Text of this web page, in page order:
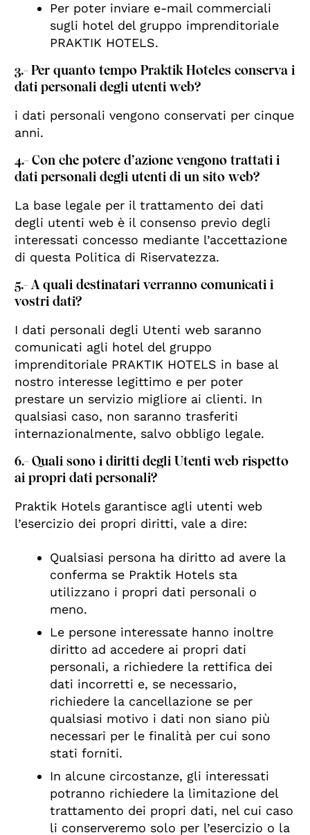
Per poter inviare e-mail commerciali
sugli hotel del gruppo imprenditoriale
PRAKTIK HOTELS.
3.- Per quanto tempo Praktik Hoteles conserva i
dati personali degli utenti web?
i dati personali vengono conservati per cinque
anni.
4.- Con che potere d’azione vengono trattati i
dati personali degli utenti di un sito web?
La base legale per il trattamento dei dati
degli utenti web è il consenso previo degli
interessati concesso mediante l’accettazione
di questa Politica di Riservatezza.
5.- A quali destinatari verranno comunicati i
vostri dati?
I dati personali degli Utenti web saranno
comunicati agli hotel del gruppo
imprenditoriale PRAKTIK HOTELS in base al
nostro interesse legittimo e per poter
prestare un servizio migliore ai clienti. In
qualsiasi caso, non saranno trasferiti
internazionalmente, salvo obbligo legale.
6.- Quali sono i diritti degli Utenti web rispetto
ai propri dati personali?
Praktik Hotels garantisce agli utenti web
l’esercizio dei propri diritti, vale a dire:
Qualsiasi persona ha diritto ad avere la
conferma se Praktik Hotels sta
utilizzano i propri dati personali o
meno.
Le persone interessate hanno inoltre
diritto ad accedere ai propri dati
personali, a richiedere la rettifica dei
dati incorretti e, se necessario,
richiedere la cancellazione se per
qualsiasi motivo i dati non siano più
necessari per le finalità per cui sono
stati forniti.
In alcune circostanze, gli interessati
potranno richiedere la limitazione del
trattamento dei propri dati, nel cui caso
li conserveremo solo per l’esercizio o la